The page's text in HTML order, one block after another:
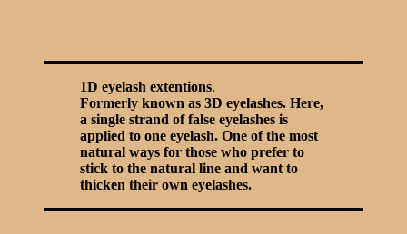
1D eyelash extentions.
Formerly known as 3D eyelashes. Here,
a single strand of false eyelashes is
applied to one eyelash. One of the most
natural ways for those who prefer to
stick to the natural line and want to
thicken their own eyelashes.